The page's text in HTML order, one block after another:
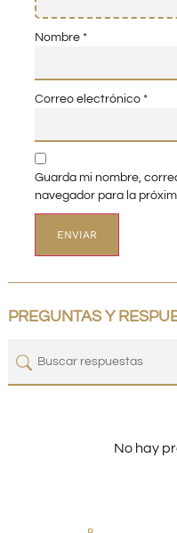
Nombre *
Correo electrónico *
Guarda mi nombre,
navegador para la
PREGUNTAS Y
No hay